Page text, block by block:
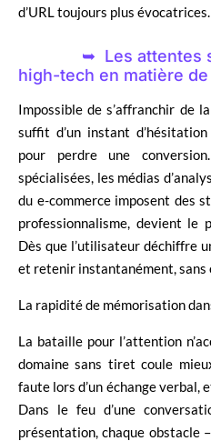
d’URL toujours plus évocatrices.
Les attentes
high-tech en matière
Impossible de s’affranchir de
suffit d’un instant
pour perdre une
spécialisées, les médias
du e-commerce imposent des
professionnalisme, devient le
Dès que l’utilisateur déchiffre
et retenir instantanément, sans
La rapidité de mémorisation
La bataille pour l’attention
domaine sans tiret coule
faute lors d’un échange verbal,
Dans le feu d’une
présentation, chaque